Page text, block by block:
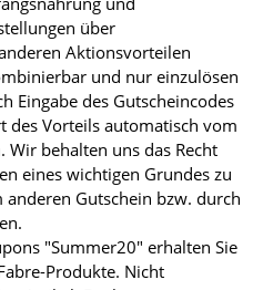
über
Aktionsvorteilen
und nur einzulösen
Eingabe des Gutscheincodes
des Vorteils automatisch vom
Wir behalten uns das Recht
eines wichtigen Grundes zu
Gutschein bzw. durch
"Summer20" erhalten Sie
Produkte. Nicht